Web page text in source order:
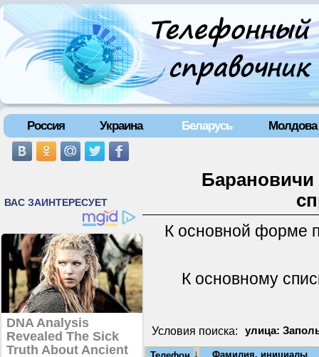
Россия Украина Беларусь Молдова
Барановичи
К основной форме
К основному
Условия поиска: улица:
↓ Фамилия, инициалы